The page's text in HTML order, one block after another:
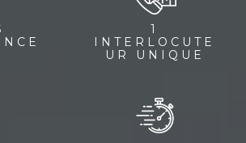
1
INTERLOCUTE
UR UNIQUE